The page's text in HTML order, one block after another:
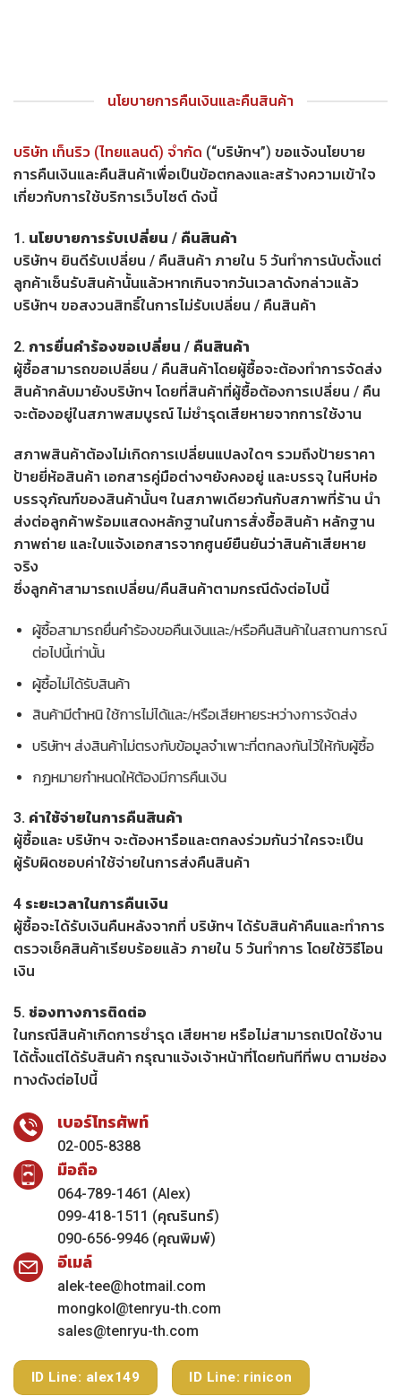
นโยบายการคืนเงินและคืนสินค้า
บริษัท เท็นริว (ไทยแลนด์) จำกัด (“บริษัทฯ”) ขอแจ้งนโยบาย
การคืนเงินและคืนสินค้าเพื่อเป็นข้อตกลงและสร้างความเข้าใจ
เกี่ยวกับการใช้บริการเว็บไซต์ ดังนี้
1. นโยบายการรับเปลี่ยน / คืนสินค้า
บริษัทฯ ยินดีรับเปลี่ยน / คืนสินค้า ภายใน 5 วันทำการนับตั้งแต่
ลูกค้าเซ็นรับสินค้านั้นแล้วหากเกินจากวันเวลาดังกล่าวแล้ว
บริษัทฯ ขอสงวนสิทธิ์ในการไม่รับเปลี่ยน / คืนสินค้า
2. การยื่นคำร้องขอเปลี่ยน / คืนสินค้า
ผู้ซื้อสามารถขอเปลี่ยน / คืนสินค้าโดยผู้ซื้อจะต้องทำการจัดส่ง
สินค้ากลับมายังบริษัทฯ โดยที่สินค้าที่ผู้ซื้อต้องการเปลี่ยน / คืน
จะต้องอยู่ในสภาพสมบูรณ์ ไม่ชำรุดเสียหายจากการใช้งาน
สภาพสินค้าต้องไม่เกิดการเปลี่ยนแปลงใดๆ รวมถึงป้ายราคา
ป้ายยี่ห้อสินค้า เอกสารคู่มือต่างๆยังคงอยู่ และบรรจุ ในหีบห่อ
บรรจุภัณฑ์ของสินค้านั้นๆ ในสภาพเดียวกันกับสภาพที่ร้าน นำ
ส่งต่อลูกค้าพร้อมแสดงหลักฐานในการสั่งซื้อสินค้า หลักฐาน
ภาพถ่าย และใบแจ้งเอกสารจากศูนย์ยืนยันว่าสินค้าเสียหาย
จริง
ซึ่งลูกค้าสามารถเปลี่ยน/คืนสินค้าตามกรณีดังต่อไปนี้
ผู้ซื้อสามารถยื่นคำร้องขอคืนเงินและ/หรือคืนสินค้าในสถานการณ์
ต่อไปนี้เท่านั้น
ผู้ซื้อไม่ได้รับสินค้า
สินค้ามีตำหนิ ใช้การไม่ได้และ/หรือเสียหายระหว่างการจัดส่ง
บริษัทฯ ส่งสินค้าไม่ตรงกับข้อมูลจำเพาะที่ตกลงกันไว้ให้กับผู้ซื้อ
กฏหมายกำหนดให้ต้องมีการคืนเงิน
3. ค่าใช้จ่ายในการคืนสินค้า
ผู้ซื้อและ บริษัทฯ จะต้องหารือและตกลงร่วมกันว่าใครจะเป็น
ผู้รับผิดชอบค่าใช้จ่ายในการส่งคืนสินค้า
4 ระยะเวลาในการคืนเงิน
ผู้ซื้อจะได้รับเงินคืนหลังจากที่ บริษัทฯ ได้รับสินค้าคืนและทำการ
ตรวจเช็คสินค้าเรียบร้อยแล้ว ภายใน 5 วันทำการ โดยใช้วิธีโอน
เงิน
5. ช่องทางการติดต่อ
ในกรณีสินค้าเกิดการชำรุด เสียหาย หรือไม่สามารถเปิดใช้งาน
ได้ตั้งแต่ได้รับสินค้า กรุณาแจ้งเจ้าหน้าที่โดยทันทีที่พบ ตามช่อง
ทางดังต่อไปนี้
เบอร์โทรศัพท์
02-005-8388
มือถือ
064-789-1461 (Alex)
099-418-1511 (คุณรินทร์)
090-656-9946 (คุณพิมพ์)
อีเมล์
alek-tee@hotmail.com
mongkol@tenryu-th.com
sales@tenryu-th.com
ID Line: alex149 ID Line: rinicon